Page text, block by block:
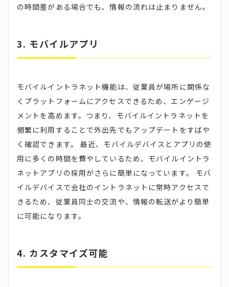
の時間差がある場合でも、情報の流れは止まりません。
3. モバイルアプリ
モバイルイントラネット機能は、従業員が場所に関係な
くプラットフォームにアクセスできるため、エンゲージ
メントを高めます。つまり、モバイルイントラネットを
頻繁に利用することで外出先でもアップデートをすばや
く確認できます。 最近、モバイルデバイスとアプリの使
用に多くの時間を費やしているため、モバイルイントラ
ネットアプリの採用がさらに簡単になっています。 モバ
イルデバイスで会社のイントラネットに常時アクセスで
きるため、従業員同士の交流や、情報の転送がより簡単
に可能になります。
4. カスタマイズ可能